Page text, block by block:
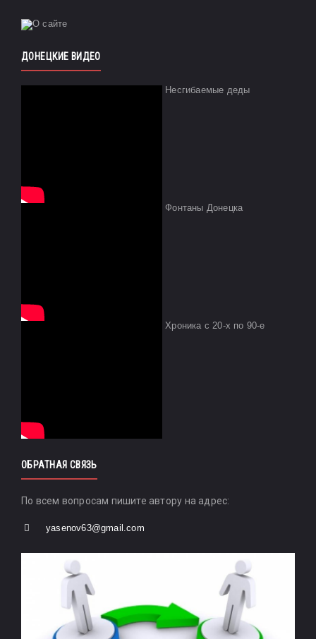
ДОНЕЦКИЕ ВИДЕО
Несгибаемые деды
Фонтаны Донецка
Хроника с 20-х по 90-е
ОБРАТНАЯ СВЯЗЬ
По всем вопросам пишите автору на адрес:
yasenov63@gmail.com